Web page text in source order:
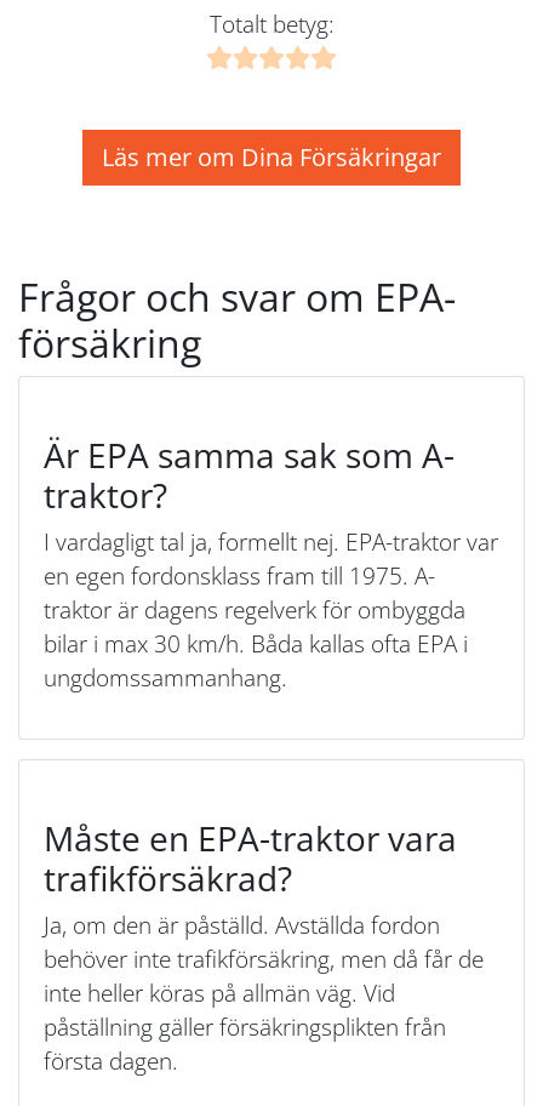
Totalt betyg:
Läs mer om Dina Försäkringar
Frågor och svar om EPA-
försäkring
Är EPA samma sak som A-
traktor?
I vardagligt tal ja, formellt nej. EPA-traktor var
en egen fordonsklass fram till 1975. A-
traktor är dagens regelverk för ombyggda
bilar i max 30 km/h. Båda kallas ofta EPA i
ungdomssammanhang.
Måste en EPA-traktor vara
trafikförsäkrad?
Ja, om den är påställd. Avställda fordon
behöver inte trafikförsäkring, men då får de
inte heller köras på allmän väg. Vid
påställning gäller försäkringsplikten från
första dagen.